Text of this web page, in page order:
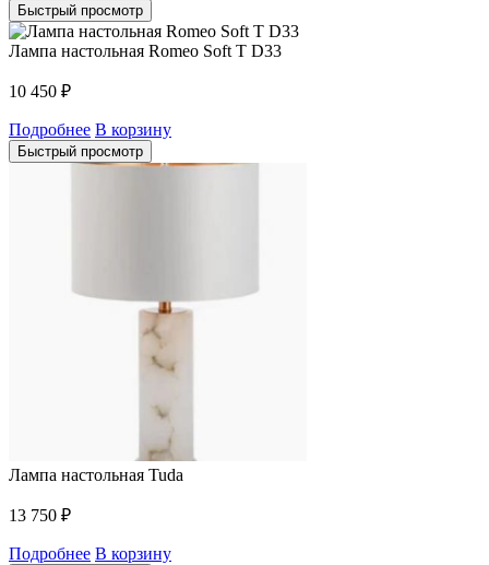
Быстрый просмотр
Лампа настольная Romeo Soft T D33
10 450 ₽
Подробнее В корзину
Быстрый просмотр
Лампа настольная Tuda
13 750 ₽
Подробнее В корзину